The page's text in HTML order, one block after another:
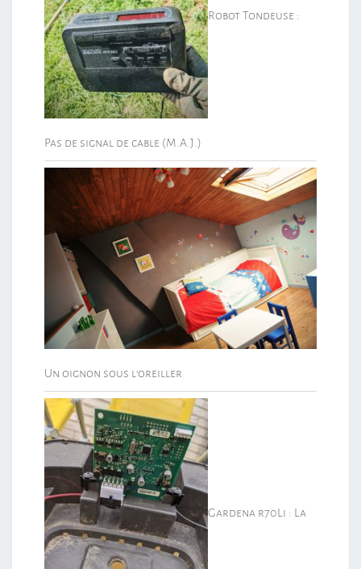
Robot Tondeuse :
Pas de signal de cable (M.A.J.)
Un oignon sous l’oreiller
Gardena r70Li : La